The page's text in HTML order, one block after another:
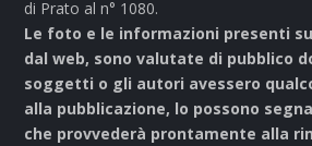
di Prato al n° 1080.
Le foto e le informazioni presenti su
dal web, sono valutate di pubblico
soggetti o gli autori avessero
alla pubblicazione, lo possono
che provvederà prontamente alla